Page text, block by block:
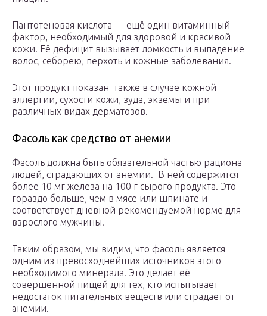
Пантотеновая кислота — ещё один витаминный
фактор, необходимый для здоровой и красивой
кожи. Её дефицит вызывает ломкость и выпадение
волос, себорею, перхоть и кожные заболевания.
Этот продукт показан также в случае кожной
аллергии, сухости кожи, зуда, экземы и при
различных видах дерматозов.
Фасоль как средство от анемии
Фасоль должна быть обязательной частью рациона
людей, страдающих от анемии. В ней содержится
более 10 мг железа на 100 г сырого продукта. Это
гораздо больше, чем в мясе или шпинате и
соответствует дневной рекомендуемой норме для
взрослого мужчины.
Таким образом, мы видим, что фасоль является
одним из превосходнейших источников этого
необходимого минерала. Это делает её
совершенной пищей для тех, кто испытывает
недостаток питательных веществ или страдает от
анемии.